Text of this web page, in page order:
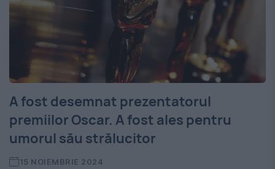
A fost desemnat prezentatorul
premiilor Oscar. A fost ales pentru
umorul său strălucitor
15 NOIEMBRIE 2024